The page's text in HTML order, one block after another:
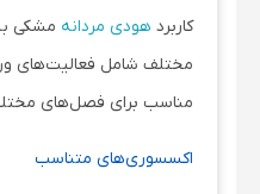
کاربرد هودی مردانه مشکی
مختلف شامل فعالیت‌های
مناسب برای فصل‌های
اکسسوری‌های متناسب